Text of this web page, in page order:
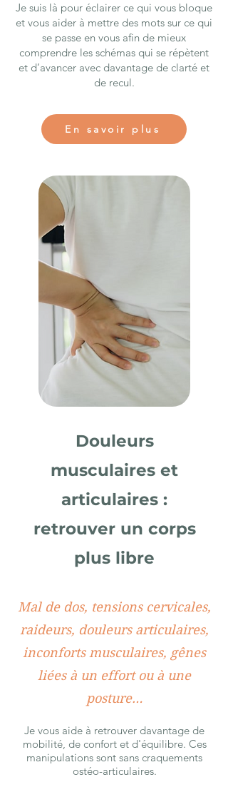
Je suis là pour éclairer ce qui vous bloque
et vous aider à mettre des mots sur ce qui
se passe en vous afin de mieux
comprendre les schémas qui se répètent
et d’avancer avec davantage de clarté et
de recul.
En savoir plus
Douleurs
musculaires et
articulaires :
retrouver un corps
plus libre
Mal de dos, tensions cervicales,
raideurs, douleurs articulaires,
inconforts musculaires, gênes
liées à un effort ou à une
posture…
Je vous aide à retrouver davantage de
mobilité, de confort et d'équilibre. Ces
manipulations sont sans craquements
ostéo-articulaires.